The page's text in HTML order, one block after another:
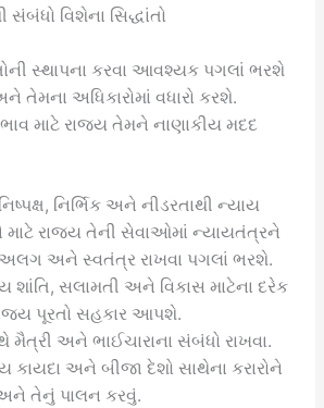
વિશેના સિદ્ધાંતો
સ્થાપના કરવા આવશ્યક પગલાં ભરશે
તેમના અધિકારોમાં વધારો કરશે.
માટે રાજ્ય તેમને નાણાકીય મદદ
નિર્ભિક અને નીડરતાથી ન્યાય
રાજ્ય તેની સેવાઓમાં ન્યાયતંત્રને
અલગ અને સ્વતંત્ર રાખવા પગલાં ભરશે.
શાંતિ, સલામતી અને વિકાસ માટેના દરેક
પૂરતો સહકાર આપશે.
મૈત્રી અને ભાઈચારાના સંબંધો રાખવા.
કાયદા અને બીજા દેશો સાથેના કરારોને
તેનું પાલન કરવું.